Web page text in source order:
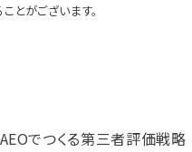
とがございます。
でつくる第三者評価戦略